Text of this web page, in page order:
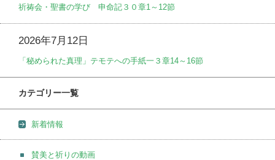
祈祷会・聖書の学び 申命記３０章1～12節
2026年7月12日
「秘められた真理」テモテへの手紙一３章14～16節
カテゴリー一覧
新着情報
賛美と祈りの動画